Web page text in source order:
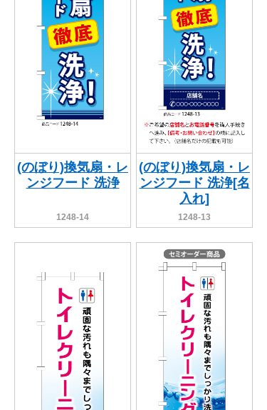
(のぼり)換気扇・レ
ンジフード 洗浄
1248-14
(のぼり)換気扇・レ
ンジフード 洗浄[名
入れ]
1248-13